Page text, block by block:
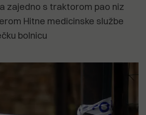
zajedno s traktorom pao niz
Hitne medicinske službe
bolnicu